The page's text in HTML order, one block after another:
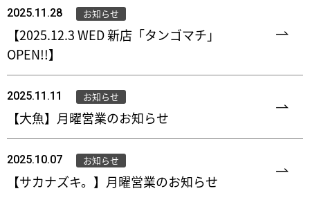
2025.11.28 お知らせ
【2025.12.3 WED 新店「タンゴマチ」
OPEN!!】
2025.11.11 お知らせ
【大魚】月曜営業のお知らせ
2025.10.07 お知らせ
【サカナズキ。】月曜営業のお知らせ